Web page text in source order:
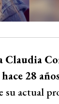
Claudia
28
su actual